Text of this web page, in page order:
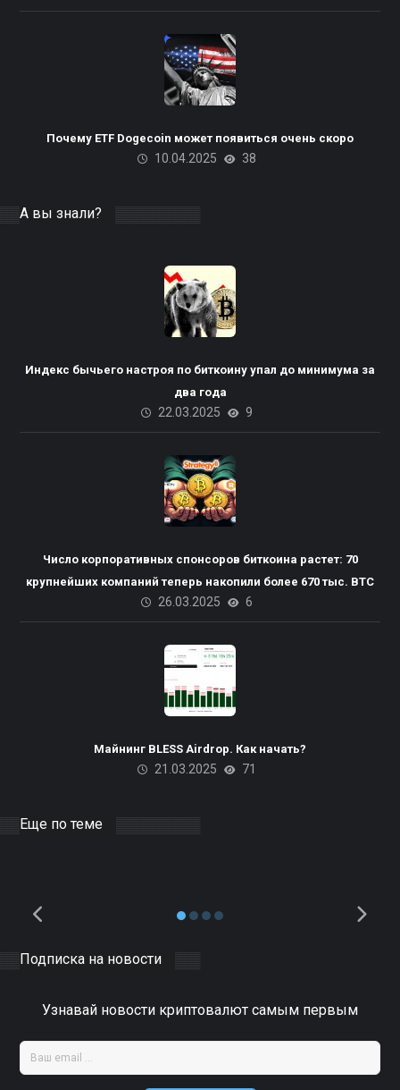
Почему ETF Dogecoin может появиться очень скоро
10.04.2025 38
А вы знали?
Индекс бычьего настроя по биткоину упал до минимума за
два года
22.03.2025 9
Число корпоративных спонсоров биткоина растет: 70
крупнейших компаний теперь накопили более 670 тыс. BTC
26.03.2025 6
Майнинг BLESS Airdrop. Как начать?
21.03.2025 71
Еще по теме
использовать излишки
электроэнергии для
на базе ИИ
Подписка на новости
Узнавай новости криптовалют самым первым